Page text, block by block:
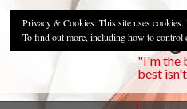
"I'm the
best
Privacy & Cookies: This site uses
To find out more, including how to control